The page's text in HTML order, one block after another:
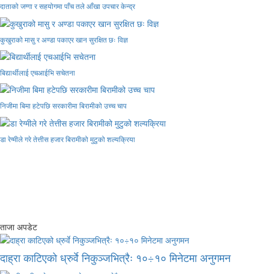
दाताको जग्गा र सहयोगमा पाँच तले आँखा उपचार केन्द्र
कुखुराको मासु र अण्डा पकाएर खान सुरक्षित छः विज्ञ
बिद्यार्थीलाई एचआईभि सचेतना
निजीमा बिमा हटेपछि सरकारीमा बिरामीको उच्च चाप
डा रेग्मीले गरे तेत्तीस हजार बिरामीको मुटुको शल्यक्रिया
ताजा अपडेट
दाह्रा काटिएको ध्रुर्वे निकुञ्जभित्रैः १०÷१० मिनेटमा अनुगमन